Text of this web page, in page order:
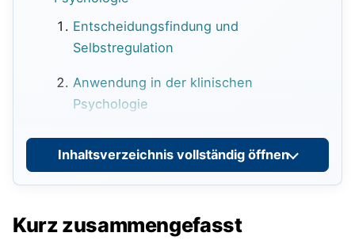
Entscheidungsfindung und
Selbstregulation
Anwendung in der klinischen
Psychologie
Bedeutung im Coaching und
Management
Inhaltsverzeichnis vollständig öffnen
Kurz zusammengefasst